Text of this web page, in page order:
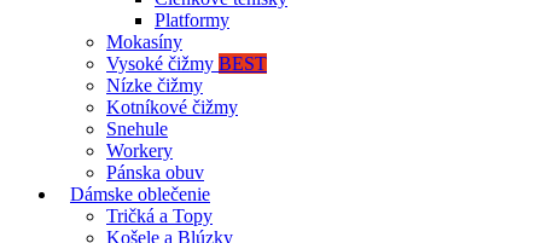
Platformy
Mokasíny
Vysoké čižmy BEST
Nízke čižmy
Kotníkové čižmy
Snehule
Workery
Pánska obuv
Dámske oblečenie
Tričká a Topy
Košele a Blúzky